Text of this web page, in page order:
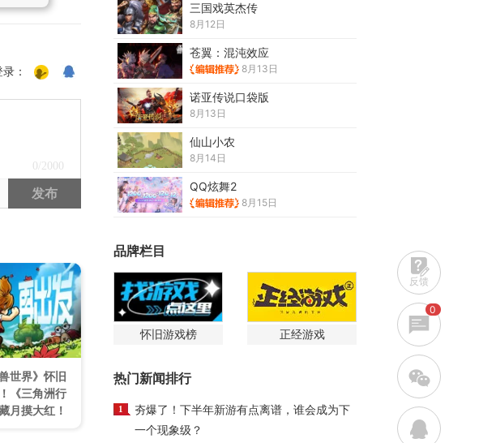
：
0 /2000
发布
世界》怀旧
《三角洲行
月摸大红！
三国戏英杰传
8月12日
苍翼：混沌效应
8月13日
诺亚传说口袋版
8月13日
仙山小农
8月14日
QQ炫舞2
8月15日
品牌栏目
怀旧游戏榜 正经游戏
热门新闻排行
1
夯爆了！下半年新游有点离谱，谁会成为下
一个现象级？
反馈
0
w
q